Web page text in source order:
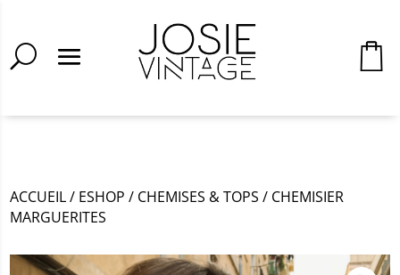
ACCUEIL/ ESHOP / CHEMISES & TOPS / CHEMISIER
MARGUERITES